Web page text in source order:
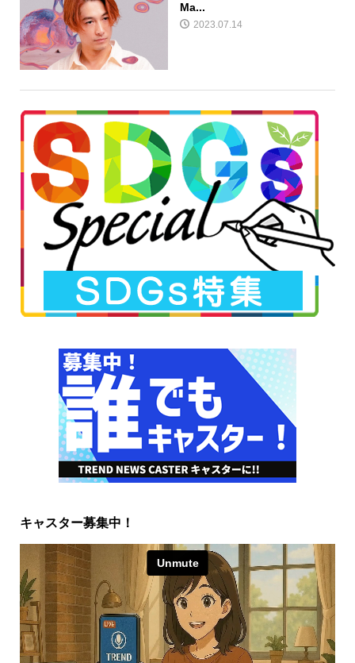
Ma...
2023.07.14
キャスター募集中！